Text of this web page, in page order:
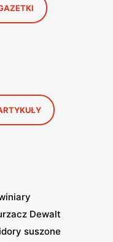
Dewalt
suszone